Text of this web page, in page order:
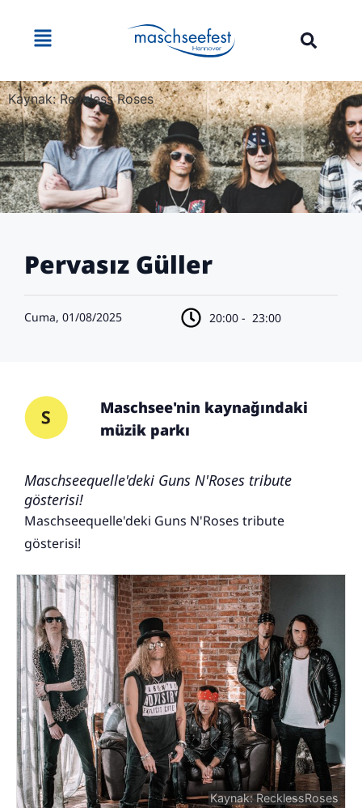
Kaynak: Reckless Roses
Pervasız Güller
Cuma, 01/08/2025 20:00 - 23:00
Maschsee'nin kaynağındaki
müzik parkı
Maschseequelle'deki Guns N'Roses tribute
gösterisi!
Maschseequelle'deki Guns N'Roses tribute
gösterisi!
Kaynak: RecklessRoses